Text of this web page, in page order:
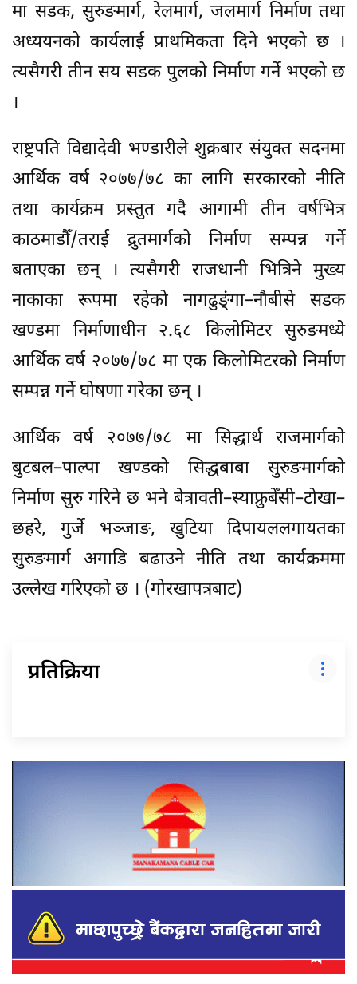
मा सडक, सुरुङमार्ग, रेलमार्ग, जलमार्ग निर्माण तथा
अध्ययनको कार्यलाई प्राथमिकता दिने भएको छ ।
त्यसैगरी तीन सय सडक पुलको निर्माण गर्ने भएको छ
।
राष्ट्रपति विद्यादेवी भण्डारीले शुक्रबार संयुक्त सदनमा
आर्थिक वर्ष २०७७/७८ का लागि सरकारको नीति
तथा कार्यक्रम प्रस्तुत गदै आगामी तीन वर्षभित्र
काठमाडौँ/तराई द्रुतमार्गको निर्माण सम्पन्न गर्ने
बताएका छन् । त्यसैगरी राजधानी भित्रिने मुख्य
नाकाका रूपमा रहेको नागढुङ्ंंगा–नौबीसे सडक
खण्डमा निर्माणाधीन २.६८ किलोमिटर सुरुङमध्ये
आर्थिक वर्ष २०७७/७८ मा एक किलोमिटरको निर्माण
सम्पन्न गर्ने घोषणा गरेका छन् ।
आर्थिक वर्ष २०७७/७८ मा सिद्धार्थ राजमार्गको
बुटबल–पाल्पा खण्डको सिद्धबाबा सुरुङमार्गको
निर्माण सुरु गरिने छ भने बेत्रावती–स्याफ्रुबेँसी–टोखा–
छहरे, गुर्जे भञ्जाङ, खुटिया दिपायललगायतका
सुरुङमार्ग अगाडि बढाउने नीति तथा कार्यक्रममा
उल्लेख गरिएको छ । (गोरखापत्रबाट)
प्रतिक्रिया